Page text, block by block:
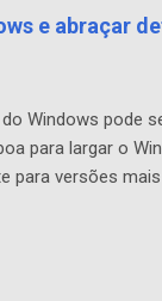
1,5
e abraçar
Windows pode
para largar o
versões
ou algo mais